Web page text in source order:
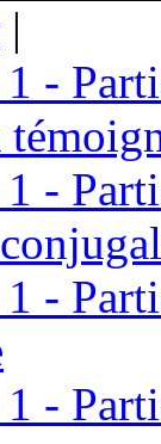
|
-
-
-
-